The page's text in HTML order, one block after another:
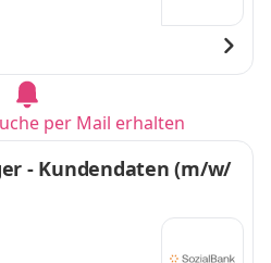
per Mail erhalten
- Kundendaten (m/w/